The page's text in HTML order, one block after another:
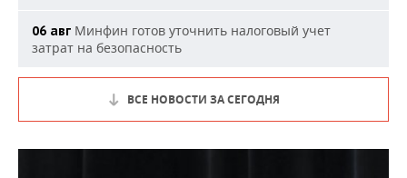
06 авг Минфин готов уточнить налоговый учет
затрат на безопасность
ВСЕ НОВОСТИ ЗА СЕГОДНЯ